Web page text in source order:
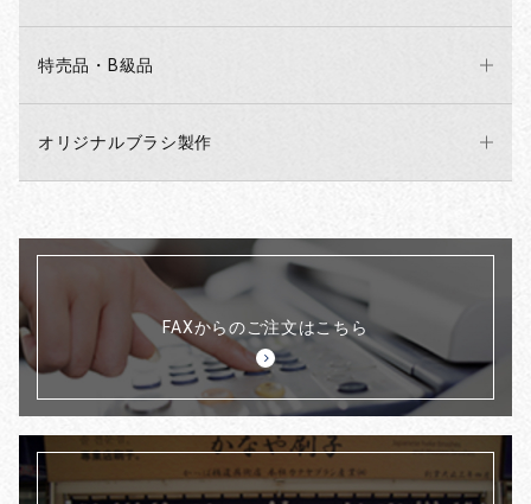
特売品・B級品
オリジナルブラシ製作
FAXからのご注文はこちら